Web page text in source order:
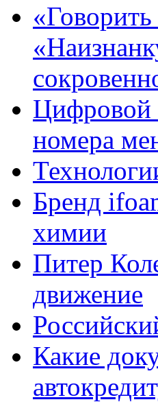
Цифровой
номера
Бренд
химии
Питер
движение
Какие